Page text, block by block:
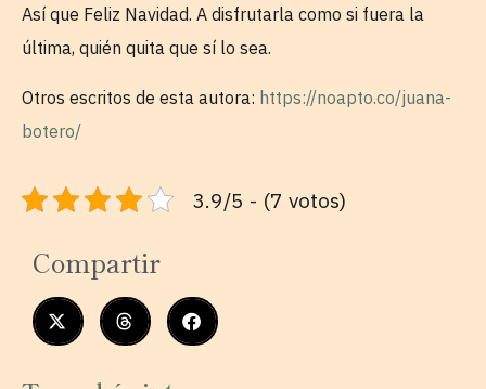
Así que Feliz Navidad. A disfrutarla como si fuera la
última, quién quita que sí lo sea.
Otros escritos de esta autora: https://noapto.co/juana-
botero/
3.9/5 - (7 votos)
Compartir